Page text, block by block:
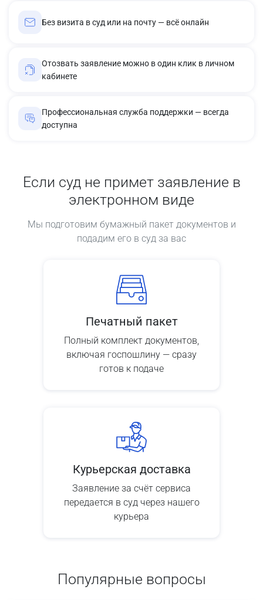
Без визита в суд или на почту — всё онлайн
Отозвать заявление можно в один клик в личном
кабинете
Профессиональная служба поддержки — всегда
доступна
Если суд не примет заявление в
электронном виде
Мы подготовим бумажный пакет документов и
подадим его в суд за вас
Печатный пакет
Полный комплект документов,
включая госпошлину — сразу
готов к подаче
Курьерская доставка
Заявление за счёт сервиса
передается в суд через нашего
курьера
Популярные вопросы